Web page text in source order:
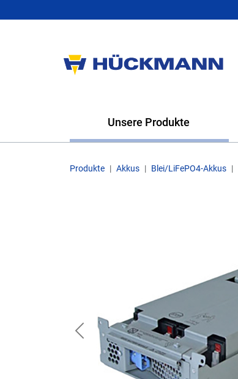
Unsere Produkte
Produkte Akkus Blei/LiFePO4-Akkus
Previous